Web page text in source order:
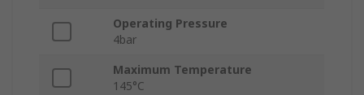
Operating Pressure
4bar
Maximum Temperature
145°C